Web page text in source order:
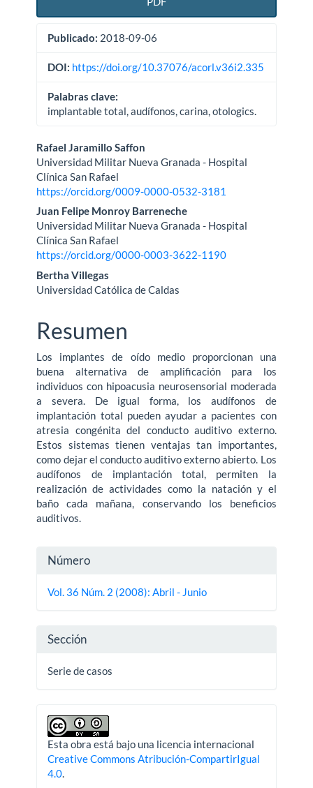
Publicado: 2018-09-06
DOI: https://doi.org/10.37076/acorl.v36i2.335
Palabras clave:
implantable total, audífonos, carina, otologics.
Contenido
principal
del
artículo
Rafael Jaramillo Saffon
Universidad Militar Nueva Granada - Hospital
Clínica San Rafael
https://orcid.org/0009-0000-0532-3181
Juan Felipe Monroy Barreneche
Universidad Militar Nueva Granada - Hospital
Clínica San Rafael
https://orcid.org/0000-0003-3622-1190
Bertha Villegas
Universidad Católica de Caldas
Resumen
Los implantes de oído medio proporcionan una
buena alternativa de amplificación para los
individuos con hipoacusia neurosensorial moderada
a severa. De igual forma, los audífonos de
implantación total pueden ayudar a pacientes con
atresia congénita del conducto auditivo externo.
Estos sistemas tienen ventajas tan importantes,
como dejar el conducto auditivo externo abierto. Los
audífonos de implantación total, permiten la
realización de actividades como la natación y el
baño cada mañana, conservando los beneficios
auditivos.
Detalles
del
Número
Vol. 36 Núm. 2 (2008): Abril - Junio
Sección
Serie de casos
Esta obra está bajo una licencia internacional
Creative Commons Atribución-CompartirIgual
4.0.